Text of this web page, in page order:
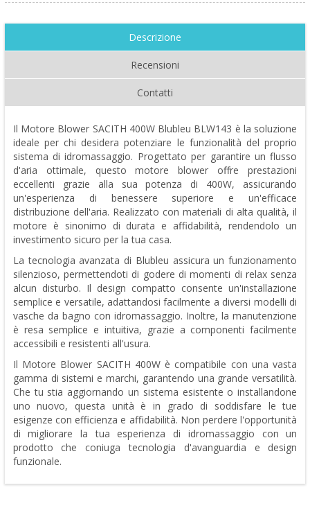
Descrizione
Recensioni
Contatti
Il Motore Blower SACITH 400W Blubleu BLW143 è la soluzione
ideale per chi desidera potenziare le funzionalità del proprio
sistema di idromassaggio. Progettato per garantire un flusso
d'aria ottimale, questo motore blower offre prestazioni
eccellenti grazie alla sua potenza di 400W, assicurando
un'esperienza di benessere superiore e un'efficace
distribuzione dell'aria. Realizzato con materiali di alta qualità, il
motore è sinonimo di durata e affidabilità, rendendolo un
investimento sicuro per la tua casa.
La tecnologia avanzata di Blubleu assicura un funzionamento
silenzioso, permettendoti di godere di momenti di relax senza
alcun disturbo. Il design compatto consente un'installazione
semplice e versatile, adattandosi facilmente a diversi modelli di
vasche da bagno con idromassaggio. Inoltre, la manutenzione
è resa semplice e intuitiva, grazie a componenti facilmente
accessibili e resistenti all'usura.
Il Motore Blower SACITH 400W è compatibile con una vasta
gamma di sistemi e marchi, garantendo una grande versatilità.
Che tu stia aggiornando un sistema esistente o installandone
uno nuovo, questa unità è in grado di soddisfare le tue
esigenze con efficienza e affidabilità. Non perdere l'opportunità
di migliorare la tua esperienza di idromassaggio con un
prodotto che coniuga tecnologia d'avanguardia e design
funzionale.